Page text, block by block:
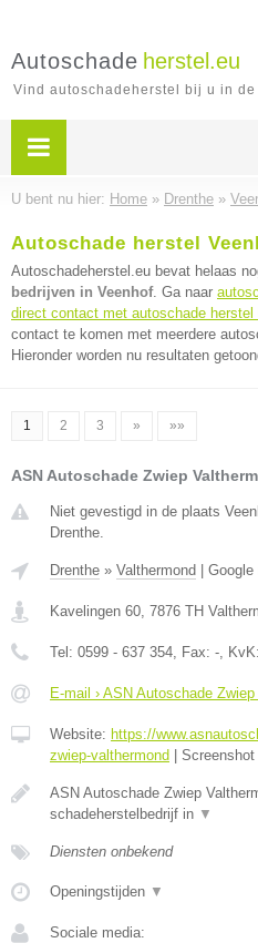
Autoschade herstel.eu
Vind autoschadeherstel bij u in de
U bent nu hier: Home » Drenthe »
Autoschade herstel
Autoschadeherstel.eu bevat helaas
bedrijven in Veenhof. Ga naar
direct contact met autoschade herstel
contact te komen met meerdere
Hieronder worden nu resultaten
1 2 3 » »»
ASN Autoschade Zwiep
Niet gevestigd in de plaats
Drenthe.
Drenthe » Valthermond Google
Kavelingen 60, 7876 TH
Tel: 0599 - 637 354, Fax: -, KvK:
E-mail › ASN Autoschade
Website: https://
zwiep-valthermond
Screenshot
ASN Autoschade Zwiep
schadeherstelbedrijf in ▼
Diensten onbekend
Openingstijden ▼
Sociale media: